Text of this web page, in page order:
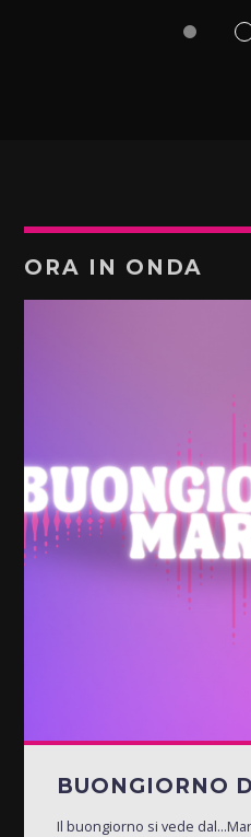
ORA IN ONDA
BUONGIORNO
Il buongiorno si vede